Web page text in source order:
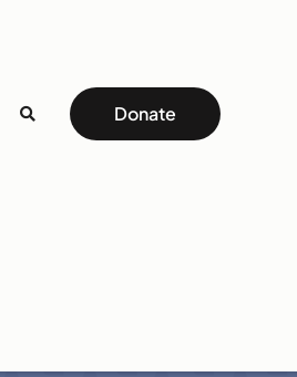
Donate